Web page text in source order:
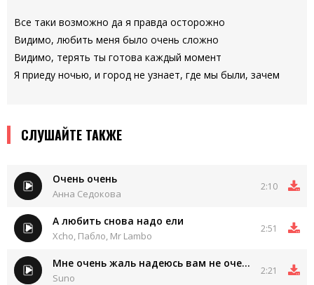
Все таки возможно да я правда осторожно
Видимо, любить меня было очень сложно
Видимо, терять ты готова каждый момент
Я приеду ночью, и город не узнает, где мы были, зачем
СЛУШАЙТЕ ТАКЖЕ
Очень очень
Анна Седокова
2:10
А любить снова надо ели
Xcho, Пабло, Mr Lambo
2:51
Мне очень жаль надеюсь вам не очень
Suno
2:21